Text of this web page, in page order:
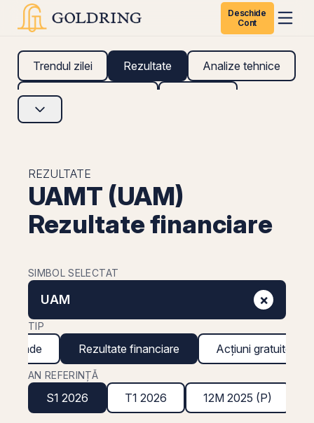
Deschide
Cont
Trendul zilei Rezultate Analize tehnice
Analize fundamentale
REZULTATE
UAMT (UAM)
Rezultate financiare
SIMBOL SELECTAT
UAM ×
TIP
Rezultate financiare Acțiuni gratuite
AN REFERINȚĂ
S1 2026 T1 2026 12M 2025 (P)